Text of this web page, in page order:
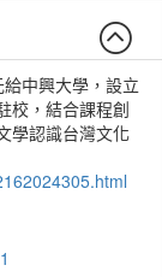
中興大學，設立
校，結合課程創
學認識台灣文化